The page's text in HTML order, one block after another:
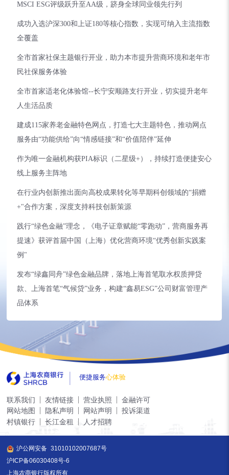
MSCI ESG评级跃升至AA级，跻身全球同业领先行列
成功入选沪深300和上证180等核心指数，实现可纳入主流指数
全覆盖
全市首家社保主题银行开业，助力本市提升营商环境和老年市
民社保服务体验
全市首家适老化体验馆--长宁安顺路支行开业，切实提升老年
人生活品质
建成115家养老金融特色网点，打造七大主题特色，推动网点
服务由“功能供给”向“情感链接”和“价值陪伴”延伸
作为唯一金融机构获PIA标识（二星级+），持续打造便捷安心
线上服务主阵地
在行业内创新推出面向高校成果转化等早期科创领域的“捐赠
+"合作方案，深度支持科技创新策源
践行“绿色金融”理念，《电子证章赋能“零跑动”，营商服务再
提速》获评首届中国（上海）优化营商环境“优秀创新实践案
例"
发布“绿鑫同舟”绿色金融品牌，落地上海首笔取水权质押贷
款、上海首笔“气候贷”业务，构建“鑫易ESG”公司财富管理产
品体系
便捷服务心体验
联系我们 友情链接 营业执照
金融许可
网站地图
隐私声明 网站声明
投诉渠道
村镇银行
长江金租 人才招聘
沪公网安备 31010102007687号
沪ICP备06030408号-6
上海农商银行版权所有